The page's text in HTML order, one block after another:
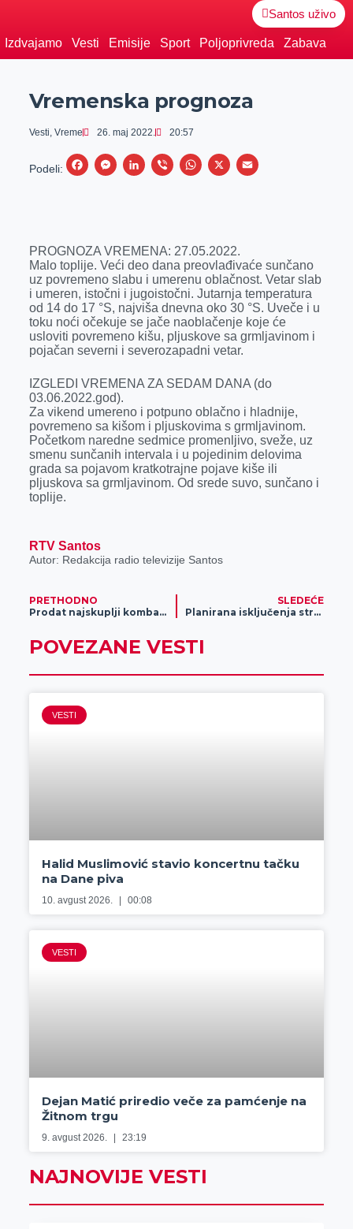
Santos uživo
Izdvajamo Vesti Emisije Sport Poljoprivreda Zabava
Vremenska prognoza
Vesti, Vreme 26. maj 2022. 20:57
Podeli:
F
b
o
o
k
M
e
n
g
e
r
L
e
d
I
n
V
r
W
s
A
p
p
X
E
PROGNOZA VREMENA: 27.05.2022.
Malo toplije. Veći deo dana preovlađivaće sunčano
uz povremeno slabu i umerenu oblačnost. Vetar slab
i umeren, istočni i jugoistočni. Jutarnja temperatura
od 14 do 17 °S, najviša dnevna oko 30 °S. Uveče i u
toku noći očekuje se jače naoblačenje koje će
usloviti povremeno kišu, pljuskove sa grmljavinom i
pojačan severni i severozapadni vetar.
IZGLEDI VREMENA ZA SEDAM DANA (do
03.06.2022.god).
Za vikend umereno i potpuno oblačno i hladnije,
povremeno sa kišom i pljuskovima s grmljavinom.
Početkom naredne sedmice promenljivo, sveže, uz
smenu sunčanih intervala i u pojedinim delovima
grada sa pojavom kratkotrajne pojave kiše ili
pljuskova sa grmljavinom. Od srede suvo, sunčano i
toplije.
RTV Santos
Autor: Redakcija radio televizije Santos
PRETHODNO
Prodat najskuplji kombajn kompanije „ITN Group“ na Poljoprivrednom sajmu
SLEDEĆE
Planirana isključenja struje za 27. maj
POVEZANE VESTI
VESTI
Halid Muslimović stavio koncertnu tačku
na Dane piva
10. avgust 2026. 00:08
VESTI
Dejan Matić priredio veče za pamćenje na
Žitnom trgu
9. avgust 2026. 23:19
NAJNOVIJE VESTI